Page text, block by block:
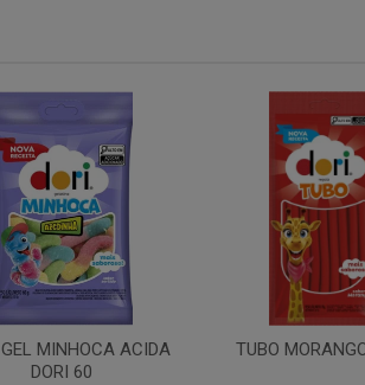
MORANGO 70GR TUBO